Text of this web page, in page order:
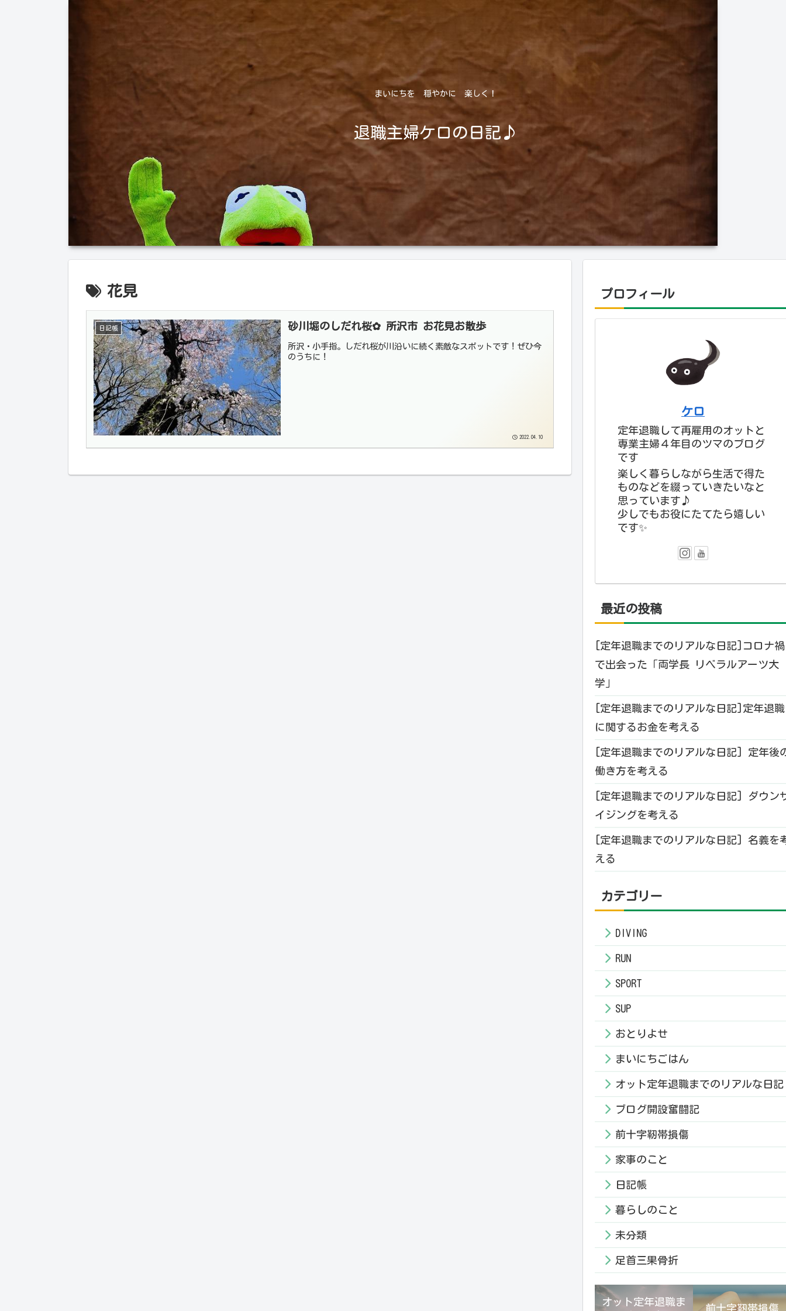
まいにちを 穏やかに 楽しく！
退職主婦ケロの日記♪
花見
日記帳 砂川堀のしだれ桜✿ 所沢市 お花見お散歩
所沢・小手指。しだれ桜が川沿いに続く素敵なスポットです！ぜひ今
のうちに！
2022.04.10
プロフィール
ケロ
定年退職して再雇用のオットと
専業主婦４年目のツマのブログ
です
楽しく暮らしながら生活で得た
ものなどを綴っていきたいなと
思っています♪
少しでもお役にたてたら嬉しい
です✨️
最近の投稿
[定年退職までのリアルな日記]コロナ禍
で出会った「両学長 リベラルアーツ大
学」
[定年退職までのリアルな日記]定年退職
に関するお金を考える
[定年退職までのリアルな日記] 定年後
働き方を考える
[定年退職までのリアルな日記] ダウン
イジングを考える
[定年退職までのリアルな日記] 名義を
える
カテゴリー
DIVING
RUN
SPORT
SUP
おとりよせ
まいにちごはん
オット定年退職までのリアルな日記
ブログ開設奮闘記
前十字靭帯損傷
家事のこと
日記帳
暮らしのこと
未分類
足首三果骨折
オット定年退職ま
前十字靭帯損傷